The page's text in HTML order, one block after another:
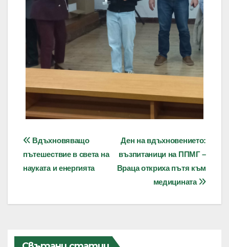
Навигация
Ден на вдъхновението:
възпитаници на ППМГ –
Враца откриха пътя към
медицината
Вдъхновяващо
пътешествие в света на
науката и енергията